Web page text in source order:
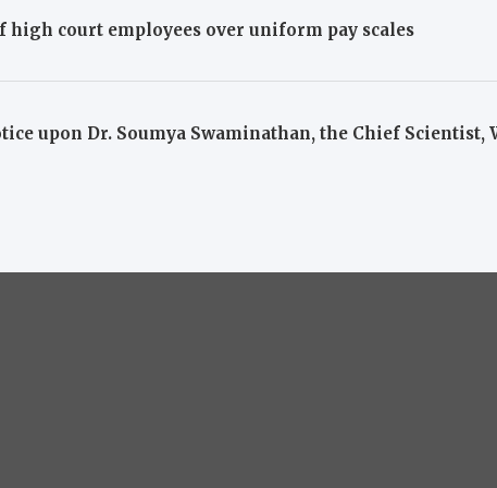
high court employees over uniform pay scales
upon Dr. Soumya Swaminathan, the Chief Scientist,